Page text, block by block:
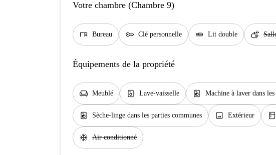
Votre chambre (Chambre 9)
desk Bureau key Clé personnelle airline_seat_flat Lit double soap
Équipements de la propriété
chair Meublé dishwasher_gen Lave-vaisselle local_laundry_service Machine à laver dans
local_laundry_service Sèche-linge dans les parties communes image Extérieur kitchen
ac_unit Air conditionné